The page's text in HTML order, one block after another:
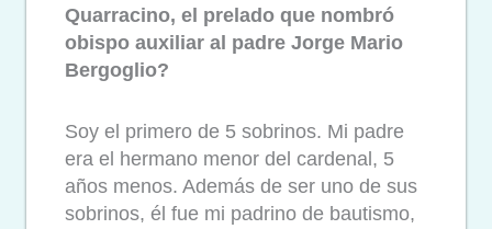
Quarracino, el prelado que nombró
obispo auxiliar al padre Jorge Mario
Bergoglio?
Soy el primero de 5 sobrinos. Mi padre
era el hermano menor del cardenal, 5
años menos. Además de ser uno de sus
sobrinos, él fue mi padrino de bautismo,